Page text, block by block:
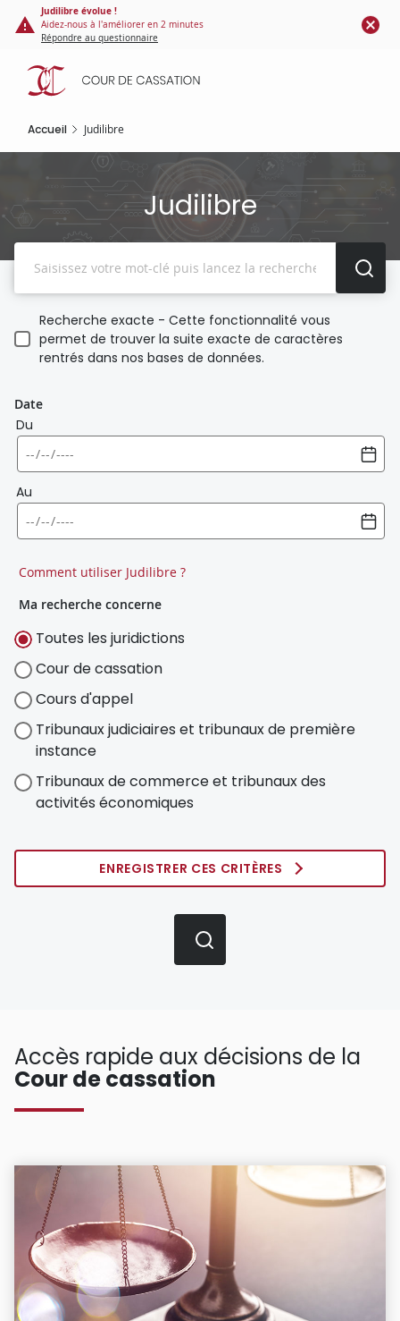
Panneau de gestion des cookies
contenu
principal
Judilibre évolue !
Aidez-nous à l'améliorer en 2 minutes
Répondre au questionnaire
Accueil Judilibre
Judilibre
Recherche exacte - Cette fonctionnalité vous
permet de trouver la suite exacte de caractères
rentrés dans nos bases de données.
Date
Du
Au
Comment utiliser Judilibre ?
Ma recherche concerne
Toutes les juridictions
Cour de cassation
Cours d'appel
Tribunaux judiciaires et tribunaux de première
instance
Tribunaux de commerce et tribunaux des
activités économiques
ENREGISTRER CES CRITÈRES
Accès rapide aux décisions de la
Cour de cassation